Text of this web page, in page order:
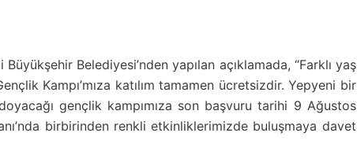
Belediyesi’nden yapılan açıklamada, “Farklı yaş
Kampı’mıza katılım tamamen ücretsizdir. Yepyeni bir
gençlik kampımıza son başvuru tarihi 9 Ağustos
birbirinden renkli etkinliklerimizde buluşmaya davet